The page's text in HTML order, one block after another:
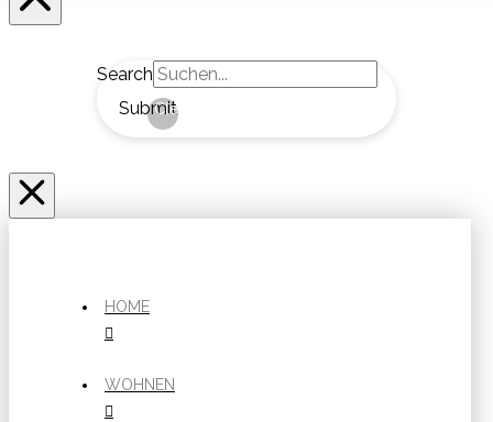
Search
Submit
Clear
HOME
WOHNEN